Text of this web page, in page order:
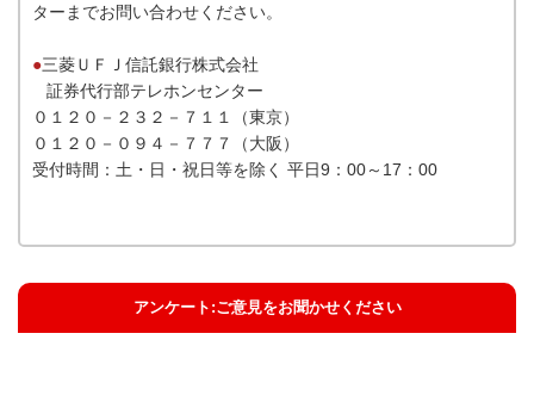
ターまでお問い合わせください。
●三菱ＵＦＪ信託銀行株式会社
証券代行部テレホンセンター
０１２０－２３２－７１１（東京）
０１２０－０９４－７７７（大阪）
受付時間：土・日・祝日等を除く 平日9：00～17：00
アンケート:ご意見をお聞かせください